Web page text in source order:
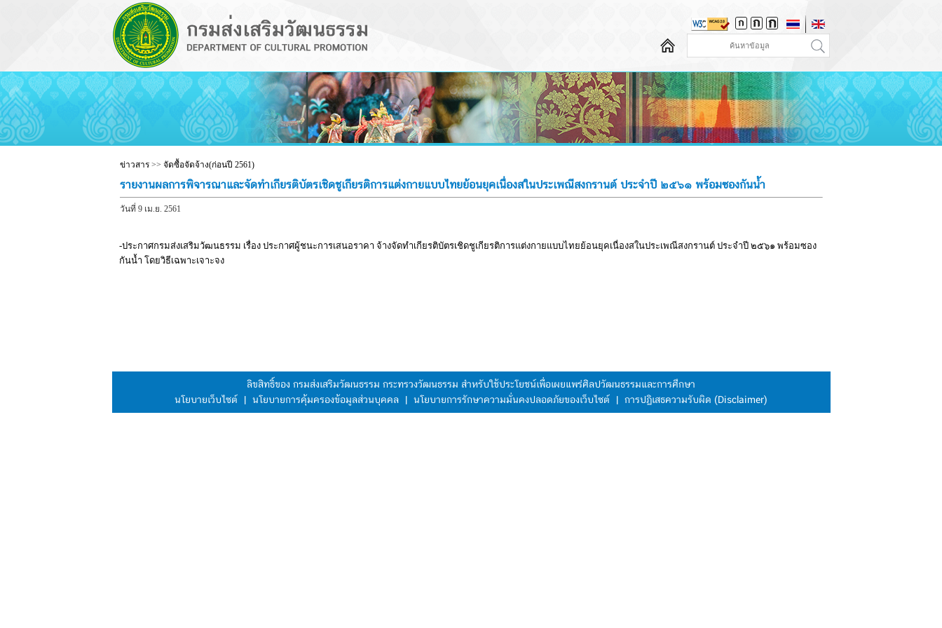
ข่าวสาร >> จัดซื้อจัดจ้าง(ก่อนปี 2561)
รายงานผลการพิจารณาและจัดทำเกียรติบัตรเชิดชูเกียรติการแต่งกายแบบไทยย้อนยุคเนื่องสในประเพณีสงกรานต์ ประจำปี ๒๕๖๑ พร้อมซองกันน้ำ
วันที่ 9 เม.ย. 2561
-ประกาศกรมส่งเสริมวัฒนธรรม เรื่อง ประกาศผู้ชนะการเสนอราคา จ้างจัดทำเกียรติบัตรเชิดชูเกียรติการแต่งกายแบบไทยย้อนยุคเนื่องสในประเพณีสงกรานต์ ประจำปี ๒๕๖๑ พร้อมซอง
กันน้ำ โดยวิธีเฉพาะเจาะจง
ลิขสิทธิ์ของ กรมส่งเสริมวัฒนธรรม กระทรวงวัฒนธรรม สำหรับใช้ประโยชน์เพื่อเผยแพร่ศิลปวัฒนธรรมและการศึกษา
นโยบายเว็บไซต์
| นโยบายการคุ้มครองข้อมูลส่วนบุคคล | นโยบายการรักษาความมั่นคงปลอดภัยของเว็บไซต์ | การปฏิเสธความรับผิด (Disclaimer)